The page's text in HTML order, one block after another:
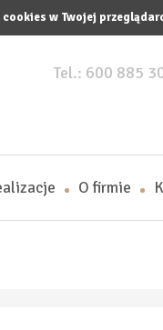
w Twojej
Tel.: 600 885
O firmie